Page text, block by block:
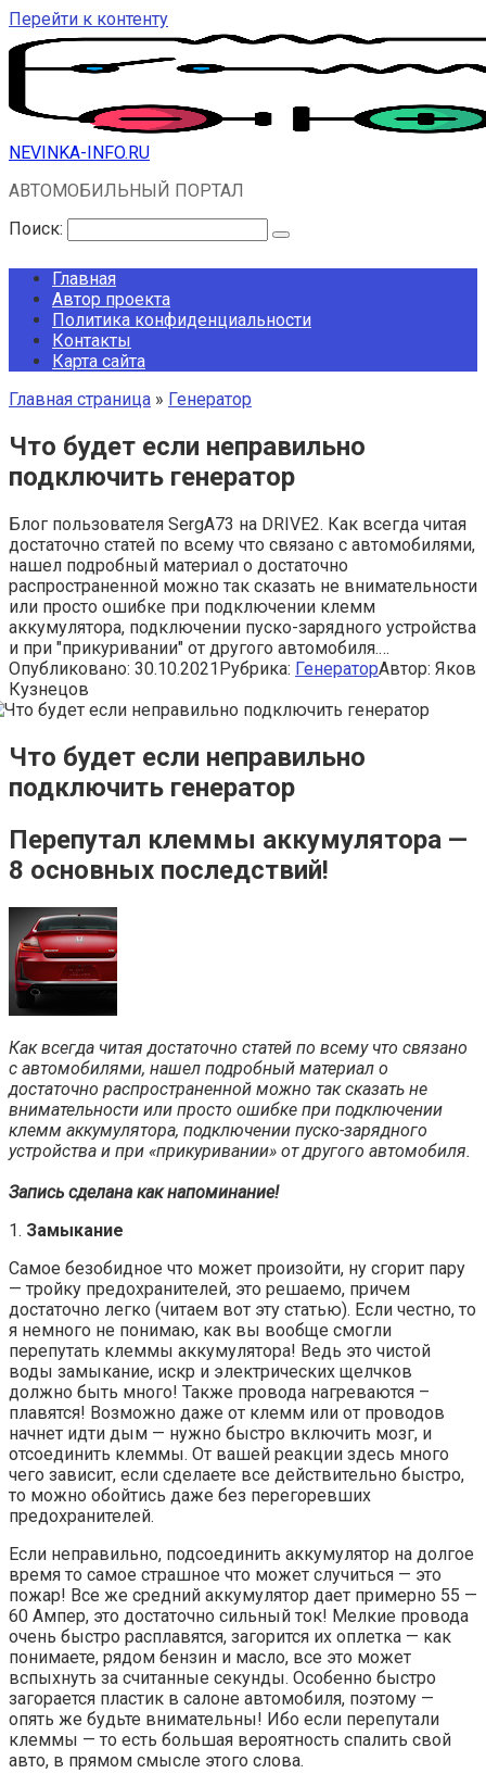
Перейти к контенту
NEVINKA-INFO.RU
АВТОМОБИЛЬНЫЙ ПОРТАЛ
Поиск:
Главная
Автор проекта
Политика конфиденциальности
Контакты
Карта сайта
Главная страница » Генератор
Что будет если неправильно
подключить генератор
Блог пользователя SergA73 на DRIVE2. Как всегда читая
достаточно статей по всему что связано с автомобилями,
нашел подробный материал о достаточно
распространенной можно так сказать не внимательности
или просто ошибке при подключении клемм
аккумулятора, подключении пуско-зарядного устройства
и при "прикуривании" от другого автомобиля.…
Опубликовано: 30.10.2021Рубрика: ГенераторАвтор: Яков
Кузнецов
Что будет если неправильно
подключить генератор
Перепутал клеммы аккумулятора —
8 основных последствий!
Как всегда читая достаточно статей по всему что связано
с автомобилями, нашел подробный материал о
достаточно распространенной можно так сказать не
внимательности или просто ошибке при подключении
клемм аккумулятора, подключении пуско-зарядного
устройства и при «прикуривании» от другого автомобиля.
Запись сделана как напоминание!
1. Замыкание
Самое безобидное что может произойти, ну сгорит пару
— тройку предохранителей, это решаемо, причем
достаточно легко (читаем вот эту статью). Если честно, то
я немного не понимаю, как вы вообще смогли
перепутать клеммы аккумулятора! Ведь это чистой
воды замыкание, искр и электрических щелчков
должно быть много! Также провода нагреваются –
плавятся! Возможно даже от клемм или от проводов
начнет идти дым — нужно быстро включить мозг, и
отсоединить клеммы. От вашей реакции здесь много
чего зависит, если сделаете все действительно быстро,
то можно обойтись даже без перегоревших
предохранителей.
Если неправильно, подсоединить аккумулятор на долгое
время то самое страшное что может случиться — это
пожар! Все же средний аккумулятор дает примерно 55 —
60 Ампер, это достаточно сильный ток! Мелкие провода
очень быстро расплавятся, загорится их оплетка — как
понимаете, рядом бензин и масло, все это может
вспыхнуть за считанные секунды. Особенно быстро
загорается пластик в салоне автомобиля, поэтому —
опять же будьте внимательны! Ибо если перепутали
клеммы — то есть большая вероятность спалить свой
авто, в прямом смысле этого слова.